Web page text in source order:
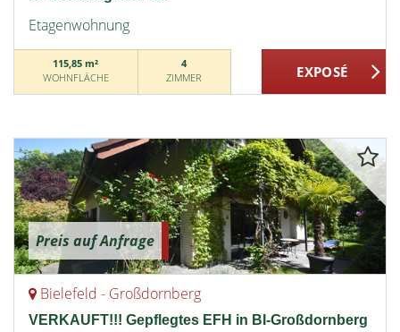
Etagenwohnung
115,85 m²
WOHNFLÄCHE
4
ZIMMER
Preis auf Anfrage
Bielefeld - Großdornberg
VERKAUFT!!! Gepflegtes EFH in BI-Großdornberg